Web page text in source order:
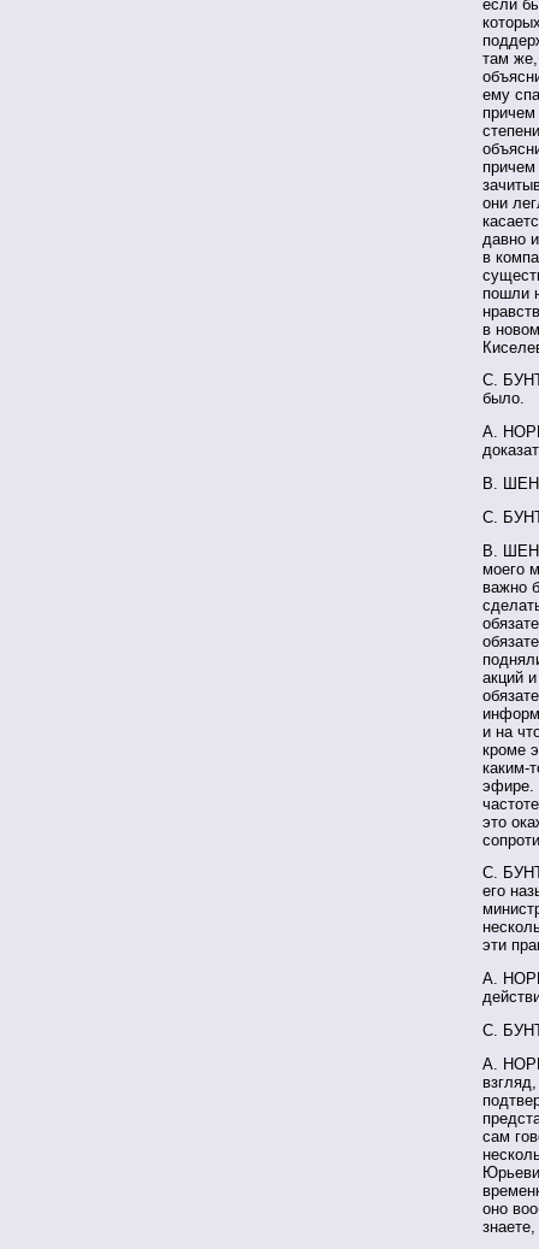
если
там
ему
причем
они
давно
в
пошли
в
С.
было.
А.
В.
С.
В.
моего
важно
акций
и на
кроме
каким-
эфире.
это
С.
его
эти
А.
С.
А.
сам
оно